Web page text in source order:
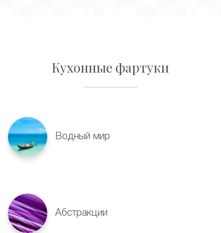
Кухонные фартуки
Водный мир
Абстракции